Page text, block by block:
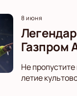
8 июня
Газпром
Не
летие